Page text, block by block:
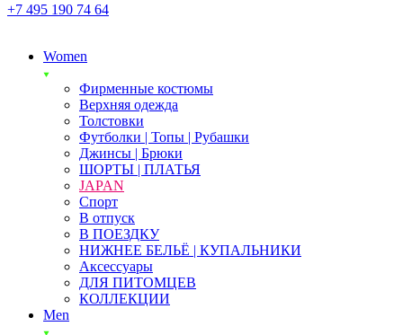
+7 495 190 74 64
Women
Фирменные костюмы
Верхняя одежда
Толстовки
Футболки | Топы | Рубашки
Джинсы | Брюки
ШОРТЫ | ПЛАТЬЯ
JAPAN
Спорт
В отпуск
В ПОЕЗДКУ
НИЖНЕЕ БЕЛЬЁ | КУПАЛЬНИКИ
Аксессуары
ДЛЯ ПИТОМЦЕВ
КОЛЛЕКЦИИ
Men